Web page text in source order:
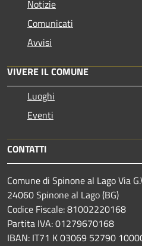
Notizie
Comunicati
Avvisi
VIVERE IL COMUNE
Luoghi
Eventi
CONTATTI
Comune di Spinone al Lago Via
24060 Spinone al Lago (BG)
Codice Fiscale: 81002220168
Partita IVA: 01279670168
IBAN: IT71 K 03069 52790